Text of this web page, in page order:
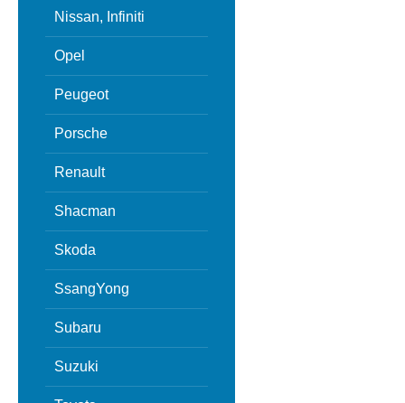
Nissan, Infiniti
Opel
Peugeot
Porsche
Renault
Shacman
Skoda
SsangYong
Subaru
Suzuki